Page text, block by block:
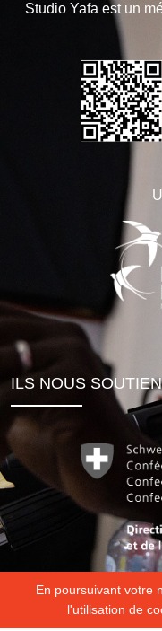
En poursuivant votre
l'utilisation de
Studio Yafa est un
ILS NOUS